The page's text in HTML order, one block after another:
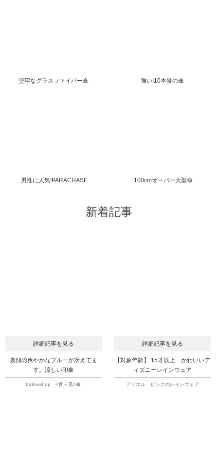
堅牢なグラスファイバー傘 強い!10本骨の傘
男性に人気!PARACHASE 100cmオーバー大型傘
新着記事
詳細記事を見る
裏側の爽やかなブルーが冴えてま
す。涼しい印象
baihuishop <青＋黒>傘
詳細記事を見る
【対象年齢】 15才以上 かわいいデ
ィズニーレインウェア
アリエル ピンクのレインウェア